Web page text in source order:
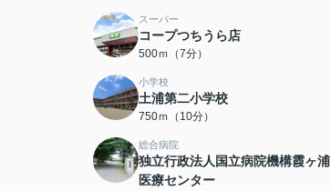
スーパー
コープつちうら店
500ｍ（7分）
小学校
土浦第二小学校
750ｍ（10分）
総合病院
独立行政法人国立病院機構霞ヶ浦
医療センター